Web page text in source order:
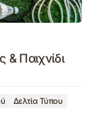
Παιχνίδι
Δελτία Τύπου